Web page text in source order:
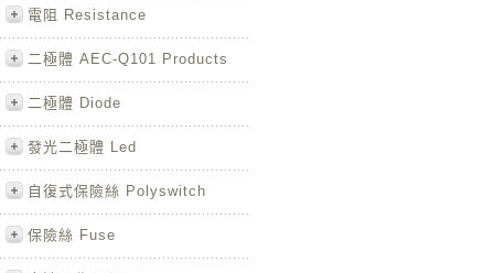
電阻 Resistance
二極體 AEC-Q101 Products
二極體 Diode
發光二極體 Led
自復式保險絲 Polyswitch
保險絲 Fuse